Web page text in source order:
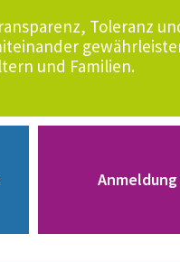
Toleranz
und Familien.
Anmeldung